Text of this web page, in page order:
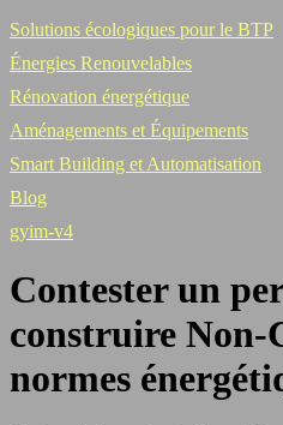
Solutions écologiques pour le BTP
Énergies Renouvelables
Rénovation énergétique
Aménagements et Équipements
Smart Building et Automatisation
Blog
gyim-v4
Contester un
construire Non-
normes